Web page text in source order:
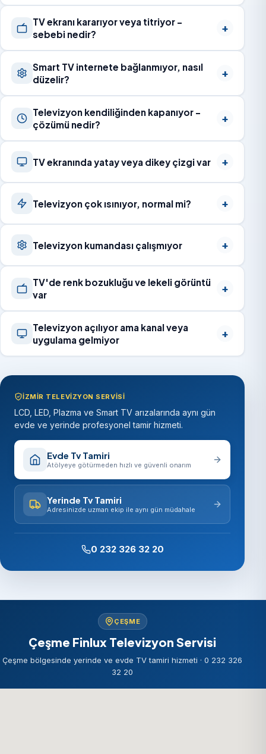
TV ekranı kararıyor veya titriyor –
sebebi nedir?
Smart TV internete bağlanmıyor, nasıl
düzelir?
Televizyon kendiliğinden kapanıyor –
çözümü nedir?
TV ekranında yatay veya dikey çizgi var
Televizyon çok ısınıyor, normal mi?
Televizyon kumandası çalışmıyor
TV'de renk bozukluğu ve lekeli görüntü
var
Televizyon açılıyor ama kanal veya
uygulama gelmiyor
İZMIR TELEVIZYON SERVISI
LCD, LED, Plazma ve Smart TV arızalarında aynı gün
evde ve yerinde profesyonel tamir hizmeti.
Evde Tv Tamiri
Atölyeye götürmeden hızlı ve güvenli onarım
Yerinde Tv Tamiri
Adresinizde uzman ekip ile aynı gün müdahale
0 232 326 32 20
ÇEŞME
Çeşme Finlux Televizyon Servisi
Çeşme bölgesinde yerinde ve evde TV tamiri hizmeti · 0 232 326
32 20